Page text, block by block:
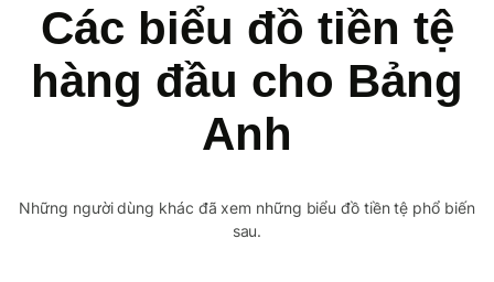
Các biểu đồ tiền tệ
hàng đầu cho Bảng
Anh
Những người dùng khác đã xem những biểu đồ tiền tệ phổ biến
sau.